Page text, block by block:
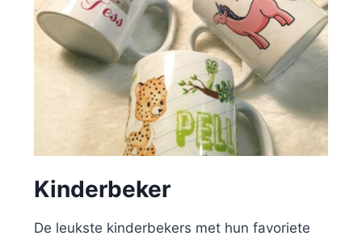
Kinderbeker
De leukste kinderbekers met hun favoriete